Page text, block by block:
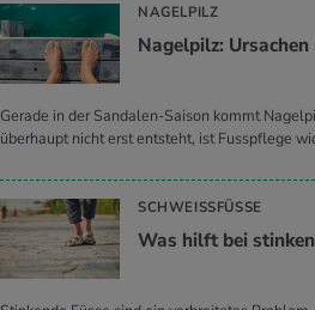
NAGELPILZ
Na­gel­pilz:
Gerade in der Sandalen-Saison kommt
überhaupt nicht erst entsteht, ist Fusspflege
SCHWEISSFÜSSE
Was hilft bei